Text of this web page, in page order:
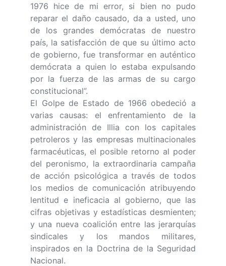
1976 hice de mi error, si bien no pudo
reparar el daño causado, da a usted, uno
de los grandes demócratas de nuestro
país, la satisfacción de que su último acto
de gobierno, fue transformar en auténtico
demócrata a quien lo estaba expulsando
por la fuerza de las armas de su cargo
constitucional”.
El Golpe de Estado de 1966 obedeció a
varias causas: el enfrentamiento de la
administración de Illia con los capitales
petroleros y las empresas multinacionales
farmacéuticas, el posible retorno al poder
del peronismo, la extraordinaria campaña
de acción psicológica a través de todos
los medios de comunicación atribuyendo
lentitud e ineficacia al gobierno, que las
cifras objetivas y estadísticas desmienten;
y una nueva coalición entre las jerarquías
sindicales y los mandos militares,
inspirados en la Doctrina de la Seguridad
Nacional.